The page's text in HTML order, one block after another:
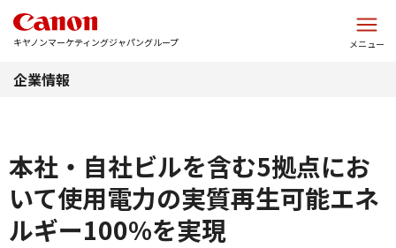
キヤノンマーケティングジャパングループ メニュー
企業情報
本社・自社ビルを含む5拠点にお
いて使用電力の実質再生可能エネ
ルギー100%を実現